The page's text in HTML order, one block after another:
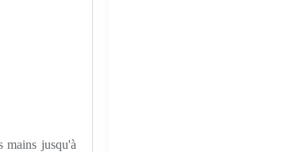
mains jusqu'à